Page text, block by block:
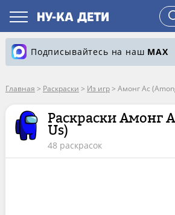
Подписывайтесь на наш MAX
Главная > Раскраски > Из игр> Амонг Ас
Раскраски Амонг
Us)
48 раскрасок